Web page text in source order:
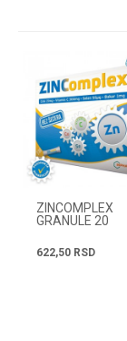
Poruka
ZINCOMPLEX
GRANULE 20
622,50 RSD